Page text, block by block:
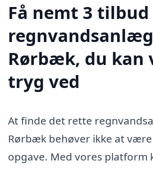
Få nemt 3 tilbud
Rørbæk, du kan
tryg ved
At finde det rette
Rørbæk behøver ikke at være
opgave. Med vores platform